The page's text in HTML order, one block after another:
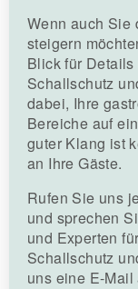
Wenn auch Sie
steigern
Blick für
Schallschutz
dabei, Ihre
Bereiche auf
guter Klang ist
an Ihre Gäste.
Rufen Sie uns
und sprechen
und Experten
Schallschutz
uns eine E-Mail